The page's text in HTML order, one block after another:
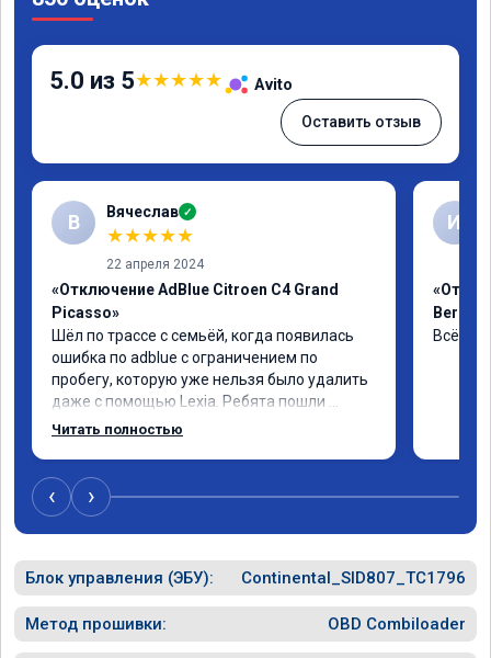
5.0 из 5★★★★★ Avito
Оставить отзыв
В Вячеслав ✓
★★★★★
22 апреля 2024
«Отключение AdBlue Citroen C4 Grand
Picasso»
Шёл по трассе с семьёй, когда появилась
ошибка по adblue с ограничением по
пробегу, которую уже нельзя было удалить
даже с помощью Lexia. Ребята пошли
навстречу, оперативно приняли и за час
Читать полностью
И
Всё
‹ ›
Блок управления (ЭБУ): Continental_SID807_TC1796
Метод прошивки: OBD Combiloader